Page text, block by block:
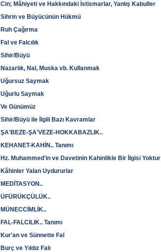
Cin; Mâhiyeti ve Hakkındaki İstismarlar, Yanlış Kabuller
Sihrin ve Büyücünün Hükmü
Ruh Çağırma
Fal ve Falcılık
Sihir/Büyü
Nazarlık, Nal, Muska vb. Kullanmak
Uğursuz Saymak
Uğurlu Saymak
Ve Günümüz
Sihir/Büyü ile İlgili Bazı Kavramlar
ŞA'BEZE-ŞA'VEZE-HOKKABAZLIK..
KEHANET-KAHİN.. Tanımı
Hz. Muhammed'in ve Davetinin Kahinlikle Bir İlgisi Yoktur
Kâhinler Yalan Uydururlar
MEDİTASYON..
ÜFÜRÜKÇÜLÜK..
MÜNECCİMLİK..
FAL-FALCILIK.. Tanımı
Kur'an ve Sünnette Fal
Burç ve Yıldız Falı